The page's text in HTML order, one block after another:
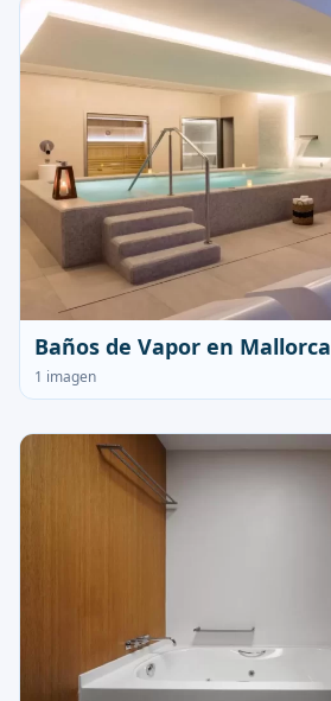
Baños de Vapor en Mallorca
1 imagen